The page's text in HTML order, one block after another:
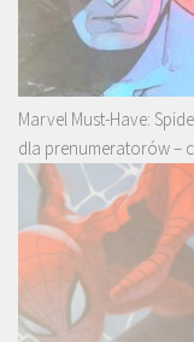
Marvel Must-Have:
dla prenumeratorów –